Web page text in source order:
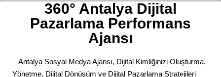
360° Antalya Dijital
Pazarlama Performans
Ajansı
Antalya Sosyal Medya Ajansı, Dijital Kimliğinizi Oluşturma,
Yönetme, Dijital Dönüşüm ve Dijital Pazarlama Stratejileri